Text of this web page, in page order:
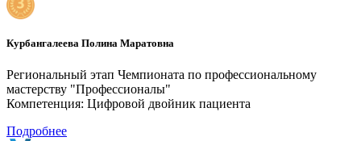
Курбангалеева Полина Маратовна
Региональный этап Чемпионата по профессиональному
мастерству "Профессионалы"
Компетенция: Цифровой двойник пациента
Подробнее